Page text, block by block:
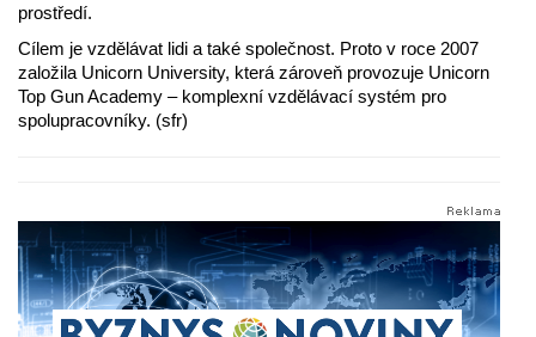
prostředí.
Cílem je vzdělávat lidi a také společnost. Proto v roce 2007
založila Unicorn University, která zároveň provozuje Unicorn
Top Gun Academy – komplexní vzdělávací systém pro
spolupracovníky. (sfr)